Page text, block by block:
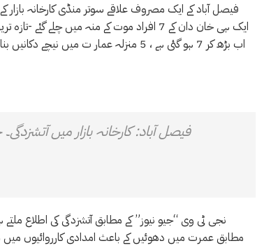
ایک ہی خان دان کے 7 افراد موت کے منہ میں
اب بڑھ کر 7 ہو گئی ہے ، 5 منزلہ عمار ت
فیصل آباد: کارخانہ بازار میں
نجی ٹی وی “جیو نیوز” کے مطابق آتشزدگی کی اطلاع